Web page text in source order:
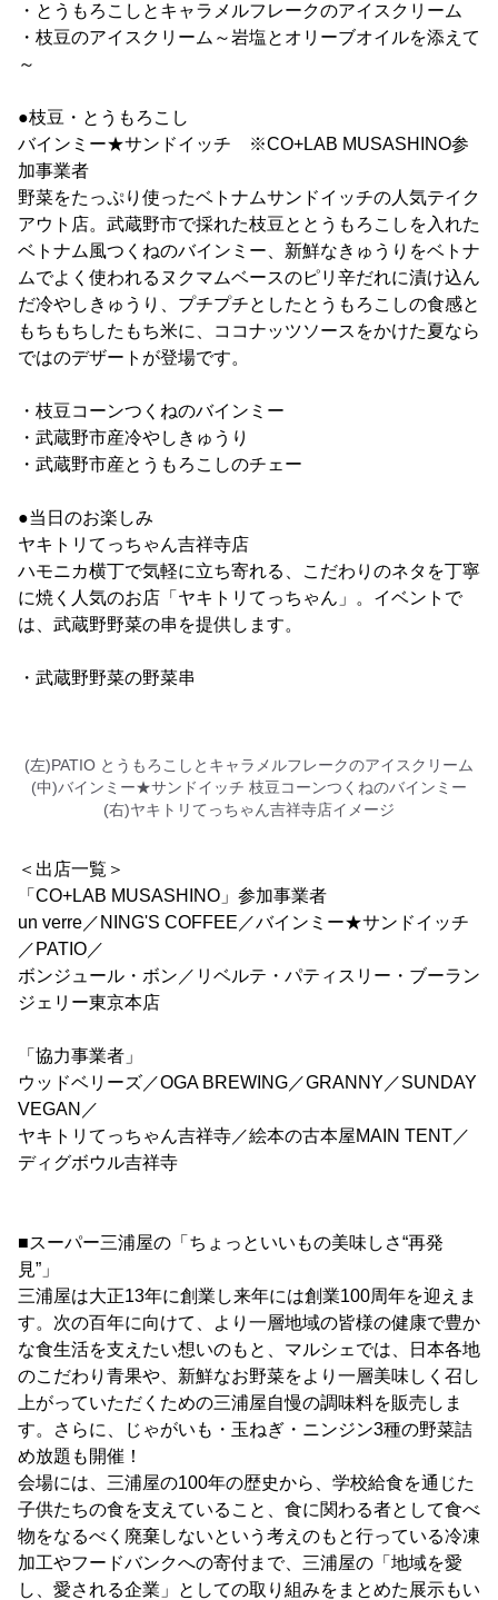
・とうもろこしとキャラメルフレークのアイスクリーム
・枝豆のアイスクリーム～岩塩とオリーブオイルを添えて
～
●枝豆・とうもろこし
バインミー★サンドイッチ ※CO+LAB MUSASHINO参
加事業者
野菜をたっぷり使ったベトナムサンドイッチの人気テイク
アウト店。武蔵野市で採れた枝豆ととうもろこしを入れた
ベトナム風つくねのバインミー、新鮮なきゅうりをベトナ
ムでよく使われるヌクマムベースのピリ辛だれに漬け込ん
だ冷やしきゅうり、プチプチとしたとうもろこしの食感と
もちもちしたもち米に、ココナッツソースをかけた夏なら
ではのデザートが登場です。
・枝豆コーンつくねのバインミー
・武蔵野市産冷やしきゅうり
・武蔵野市産とうもろこしのチェー
●当日のお楽しみ
ヤキトリてっちゃん吉祥寺店
ハモニカ横丁で気軽に立ち寄れる、こだわりのネタを丁寧
に焼く人気のお店「ヤキトリてっちゃん」。イベントで
は、武蔵野野菜の串を提供します。
・武蔵野野菜の野菜串
(左)PATIO とうもろこしとキャラメルフレークのアイスクリーム
(中)バインミー★サンドイッチ 枝豆コーンつくねのバインミー
(右)ヤキトリてっちゃん吉祥寺店イメージ
＜出店一覧＞
「CO+LAB MUSASHINO」参加事業者
un verre／NING'S COFFEE／バインミー★サンドイッチ
／PATIO／
ボンジュール・ボン／リベルテ・パティスリー・ブーラン
ジェリー東京本店
「協力事業者」
ウッドベリーズ／OGA BREWING／GRANNY／SUNDAY
VEGAN／
ヤキトリてっちゃん吉祥寺／絵本の古本屋MAIN TENT／
ディグボウル吉祥寺
■スーパー三浦屋の「ちょっといいもの美味しさ“再発
見”」
三浦屋は大正13年に創業し来年には創業100周年を迎えま
す。次の百年に向けて、より一層地域の皆様の健康で豊か
な食生活を支えたい想いのもと、マルシェでは、日本各地
のこだわり青果や、新鮮なお野菜をより一層美味しく召し
上がっていただくための三浦屋自慢の調味料を販売しま
す。さらに、じゃがいも・玉ねぎ・ニンジン3種の野菜詰
め放題も開催！
会場には、三浦屋の100年の歴史から、学校給食を通じた
子供たちの食を支えていること、食に関わる者として食べ
物をなるべく廃棄しないという考えのもと行っている冷凍
加工やフードバンクへの寄付まで、三浦屋の「地域を愛
し、愛される企業」としての取り組みをまとめた展示もい